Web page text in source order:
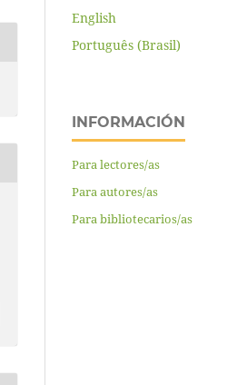
English
Português (Brasil)
INFORMACIÓN
Para lectores/as
Para autores/as
Para bibliotecarios/as